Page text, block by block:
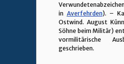
in Averfehrden). –
Ostwind. August
Söhne beim Militär)
vormilitärische
geschrieben.